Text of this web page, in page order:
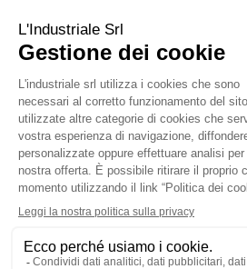
Sede Legale
Via Carlo Dolci, 32
20148 Milano (MI)
Italy
Registro Imprese
Iscrizione R.I.: 12212870153
REA: MI-1539011
Capitale sociale: Euro 10.400,00 i.v.
Contatti
info@industriale.it
PEC:industriale@pec.industriale.it